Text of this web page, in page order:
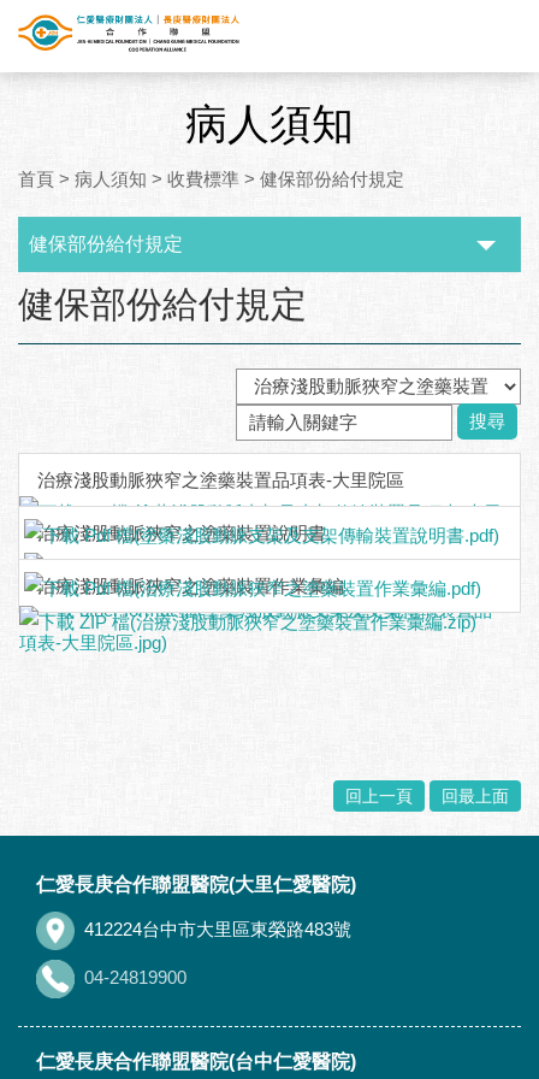
病人須知
首頁 > 病人須知 > 收費標準 > 健保部份給付規定
健保部份給付規定
:::
健保部份給付規定
搜尋
治療淺股動脈狹窄之塗藥裝置品項表-大里院區
治療淺股動脈狹窄之塗藥裝置說明書
治療淺股動脈狹窄之塗藥裝置作業彙編
回上一頁 回最上面
仁愛長庚合作聯盟醫院(大里仁愛醫院)
412224台中市大里區東榮路483號
04-24819900
仁愛長庚合作聯盟醫院(台中仁愛醫院)